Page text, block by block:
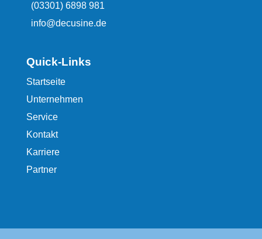
(03301) 6898 981
info@decusine.de
Quick-Links
Startseite
Unternehmen
Service
Kontakt
Karriere
Partner